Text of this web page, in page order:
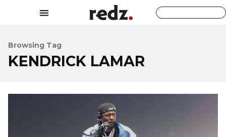
Browsing Tag
KENDRICK LAMAR